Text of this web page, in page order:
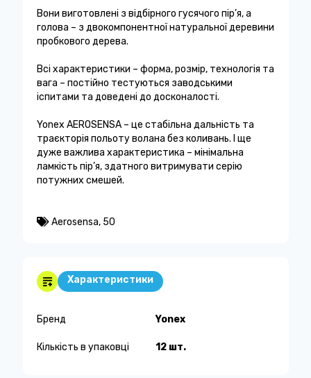
Вони виготовлені з відбірного гусячого пір’я, а
голова – з двокомпонентної натуральної деревини
пробкового дерева.
Всі характеристики – форма, розмір, технологія та
вага – постійно тестуються заводськими
іспитами та доведені до досконалості.
Yonex AEROSENSA – це стабільна дальність та
траєкторія польоту волана без коливань. І ще
дуже важлива характеристика – мінімальна
ламкість пір’я, здатного витримувати серію
потужних смешей.
Aerosensa, 50
Характеристики
Бренд Yonex
Кількість в упаковці 12 шт.